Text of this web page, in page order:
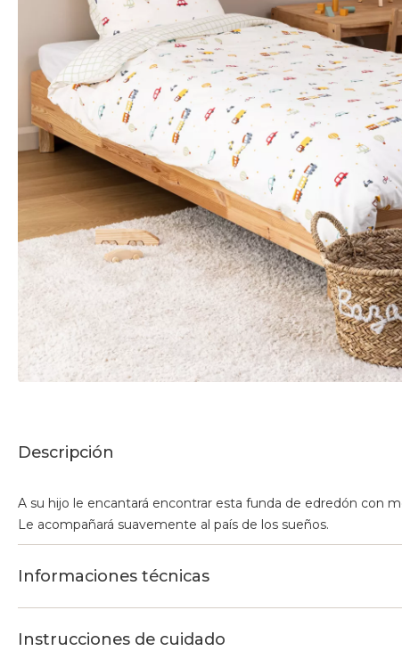
Descripción
A su hijo le encantará encontrar esta funda de edredón con
Le acompañará suavemente al país de los sueños.
Informaciones técnicas
Instrucciones de cuidado